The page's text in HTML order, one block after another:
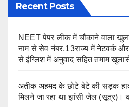
Recent Posts
NEET पेपर लीक में चौंकाने वाला
नाम से सेव नंबर,13राज्य में नेटवर्क
से इंग्लिश में अनुवाद सहित तमाम
अतीक अहमद के छोटे बेटे की सड़क
मिलने जा रहा था झांसी जेल (सूत्र)।